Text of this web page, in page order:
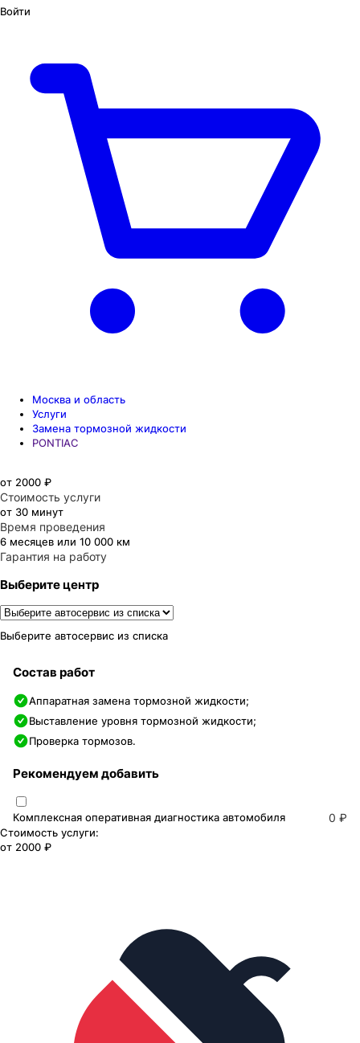
Войти
Москва и область
Услуги
Замена тормозной жидкости
PONTIAC
от 2000 ₽
Стоимость услуги
от 30 минут
Время проведения
6 месяцев или 10 000 км
Гарантия на работу
Выберите центр
Выберите автосервис из списка
Состав работ
Аппаратная замена тормозной жидкости;
Выставление уровня тормозной жидкости;
Проверка тормозов.
Рекомендуем добавить
Комплексная оперативная диагностика автомобиля 0 ₽
Стоимость услуги:
от 2000 ₽